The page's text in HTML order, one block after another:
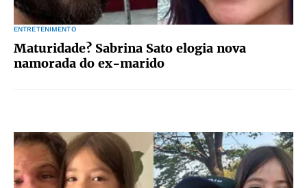
ENTRETENIMENTO
Maturidade? Sabrina Sato elogia nova
namorada do ex-marido